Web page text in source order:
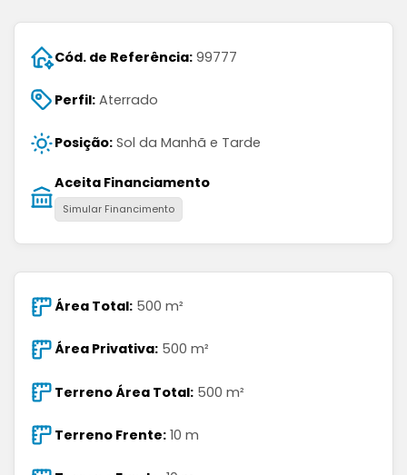
Cód. de Referência: 99777
Perfil: Aterrado
Posição: Sol da Manhã e Tarde
Aceita Financiamento
Simular Financimento
Área Total: 500 m²
Área Privativa: 500 m²
Terreno Área Total: 500 m²
Terreno Frente: 10 m